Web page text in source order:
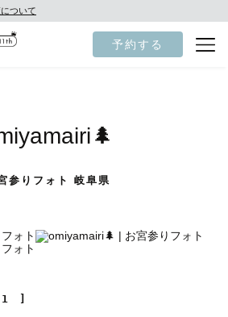
ついて
予約する
参りフォト 岐阜県
]